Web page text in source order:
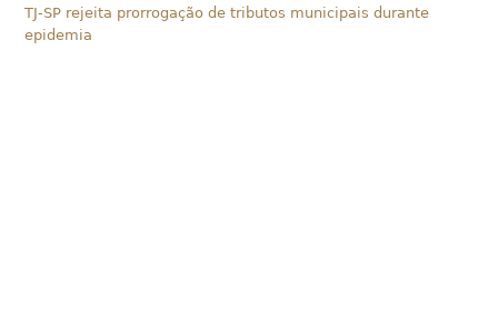
TJ-SP rejeita prorrogação de tributos municipais durante
epidemia